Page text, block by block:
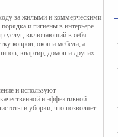
за жилыми и коммерческими
и гигиены в интерьере.
услуг, включающий в себя
ковров, окон и мебели, а
квартир, домов и других
и используют
и эффективной
и уборки, что позволяет